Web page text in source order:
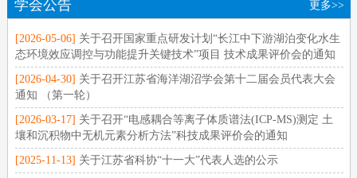
学会公告 更多>>
[2026-05-06] 关于召开国家重点研发计划“长江中下游湖泊变化水生
态环境效应调控与功能提升关键技术”项目 技术成果评价会的通知
[2026-04-30] 关于召开江苏省海洋湖沼学会第十二届会员代表大会
通知 （第一轮）
[2026-03-17] 关于召开“电感耦合等离子体质谱法(ICP-MS)测定 土
壤和沉积物中无机元素分析方法”科技成果评价会的通知
[2025-11-13] 关于江苏省科协“十一大”代表人选的公示